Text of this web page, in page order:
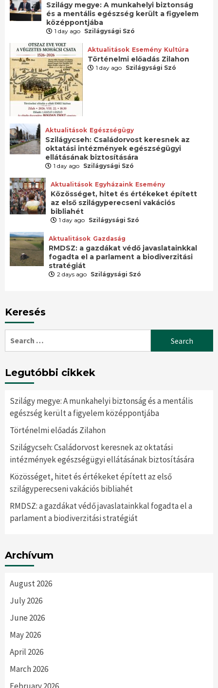
Szilágy megye: A munkahelyi biztonság
és a mentális egészség került a figyelem
középpontjába
1 day ago Szilágysági Szó
Aktualitások Esemény Kultúra
Történelmi előadás Zilahon
1 day ago Szilágysági Szó
Aktualitások Egészségügy
Szilágycseh: Családorvost keresnek az
oktatási intézmények egészségügyi
ellátásának biztosítására
1 day ago Szilágysági Szó
Aktualitások Egyházaink Esemény
Közösséget, hitet és értékeket épített
az első szilágyperecseni vakációs
bibliahét
1 day ago Szilágysági Szó
Aktualitások Gazdaság
RMDSZ: a gazdákat védő javaslatainkkal
fogadta el a parlament a biodiverzitási
stratégiát
2 days ago Szilágysági Szó
Keresés
Legutóbbi cikkek
Szilágy megye: A munkahelyi biztonság és a mentális
egészség került a figyelem középpontjába
Történelmi előadás Zilahon
Szilágycseh: Családorvost keresnek az oktatási
intézmények egészségügyi ellátásának biztosítására
Közösséget, hitet és értékeket épített az első
szilágyperecseni vakációs bibliahét
RMDSZ: a gazdákat védő javaslatainkkal fogadta el a
parlament a biodiverzitási stratégiát
Archívum
August 2026
July 2026
June 2026
May 2026
April 2026
March 2026